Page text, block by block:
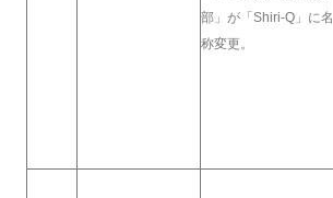
部」が「Shiri-Q」に名
称変更。